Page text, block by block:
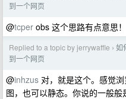
到一个网页
@tcper obs 这个思路有点意思！
Replied to a topic by jerrywaffle › 如
到一个网页
@inhzus 对，就是这个。感觉
图，也可以静态。你说的一般般